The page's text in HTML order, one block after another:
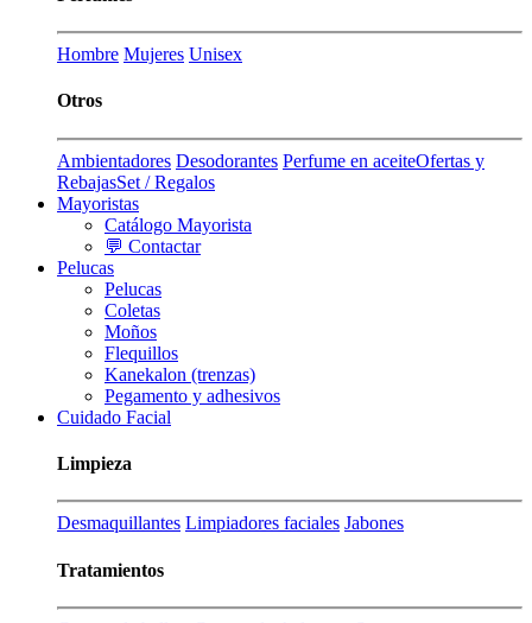
Hombre Mujeres Unisex
Otros
Ambientadores Desodorantes Perfume en aceiteOfertas y
RebajasSet / Regalos
Mayoristas
Catálogo Mayorista
💬 Contactar
Pelucas
Pelucas
Coletas
Moños
Flequillos
Kanekalon (trenzas)
Pegamento y adhesivos
Cuidado Facial
Limpieza
Desmaquillantes Limpiadores faciales Jabones
Tratamientos